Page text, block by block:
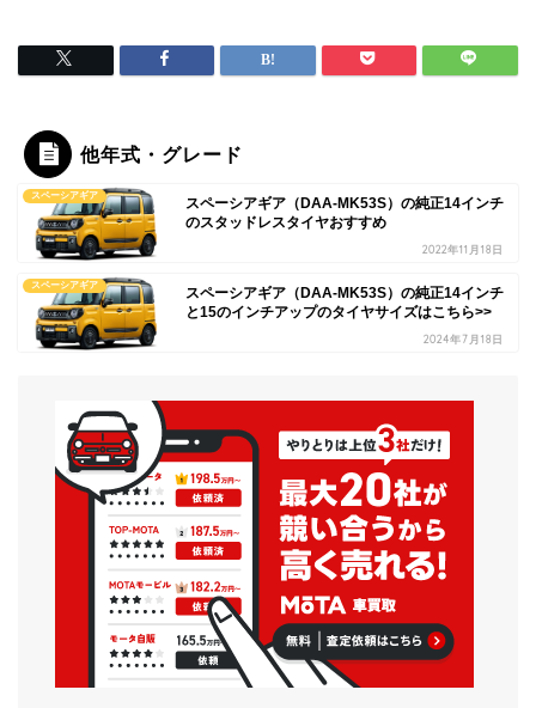
他年式・グレード
スペーシアギア
スペーシアギア（DAA-MK53S）の純正14インチ
のスタッドレスタイヤおすすめ
2022年11月18日
スペーシアギア
スペーシアギア（DAA-MK53S）の純正14インチ
と15のインチアップのタイヤサイズはこちら>>
2024年7月18日